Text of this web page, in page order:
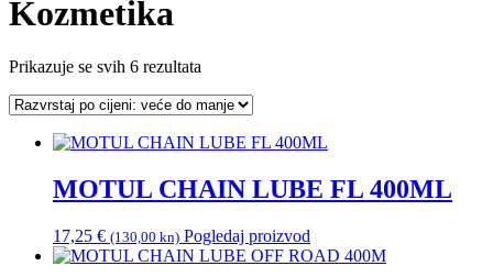
Kozmetika
Prikazuje se svih 6 rezultata
cijeni:
visoke
niske
MOTUL CHAIN LUBE FL 400ML
17,25 € (130,00 kn) Pogledaj proizvod